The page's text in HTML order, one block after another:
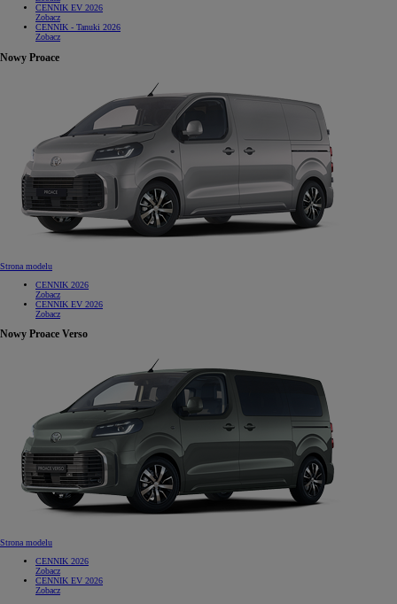
CENNIK EV 2026
Zobacz
CENNIK - Tanuki 2026
Zobacz
Nowy Proace
Strona modelu
CENNIK 2026
Zobacz
CENNIK EV 2026
Zobacz
Nowy Proace Verso
Strona modelu
CENNIK 2026
Zobacz
CENNIK EV 2026
Zobacz